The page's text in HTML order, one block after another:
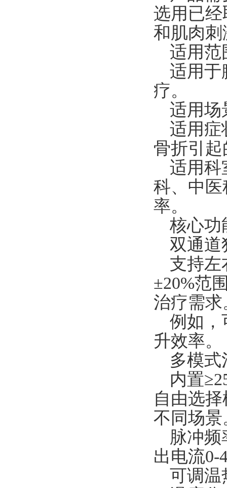
选用已
和肌肉
适用范
适用于
疗。
适用场
适用症
骨折引
适用科
科、中
率。
核心功
双通道
支持左
±20%范
治疗需求
例如，
升效率。
多模式
内置
自由选
不同场景
脉冲频
出电流0-
可调温